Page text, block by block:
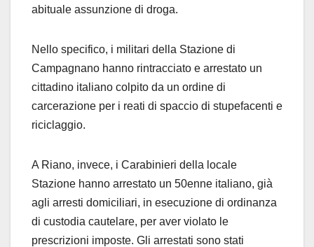
abituale assunzione di droga.
Nello specifico, i militari della Stazione di
Campagnano hanno rintracciato e arrestato un
cittadino italiano colpito da un ordine di
carcerazione per i reati di spaccio di stupefacenti e
riciclaggio.
A Riano, invece, i Carabinieri della locale
Stazione hanno arrestato un 50enne italiano, già
agli arresti domiciliari, in esecuzione di ordinanza
di custodia cautelare, per aver violato le
prescrizioni imposte. Gli arrestati sono stati